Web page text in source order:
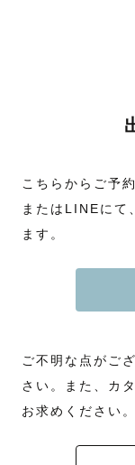
こちらからご予
またはLINEにて
ます。
ご不明な点がご
さい。また、カ
お求めください。